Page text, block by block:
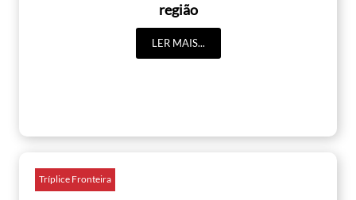
região
LER MAIS...
Tríplice Fronteira